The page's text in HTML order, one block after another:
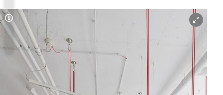
Copyright-Hinweis öffnen/schließen